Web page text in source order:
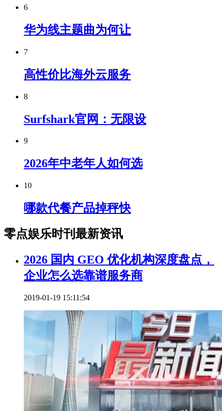
6
华为线主题曲为何让
7
高性价比海外云服务
8
Surfshark官网：无限设
9
2026年中老年人如何选
10
哪款代餐产品掉秤快
零点娱乐时刊最新资讯
2026 国内 GEO 优化机构深度盘点，
企业怎么选靠谱服务商
2019-01-19 15:11:54